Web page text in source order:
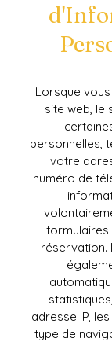
Lorsque
site web, le
personnelles,
votre
numéro de
formulaires
réservation.
adresse IP,
type de